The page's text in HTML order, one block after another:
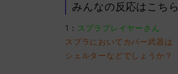
みんなの反応はこちら
1： スプラプレイヤーさん
スプラにおいてカバー武器は
シェルターなどでしょうか？